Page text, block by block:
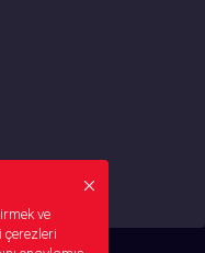
ve
çerezleri